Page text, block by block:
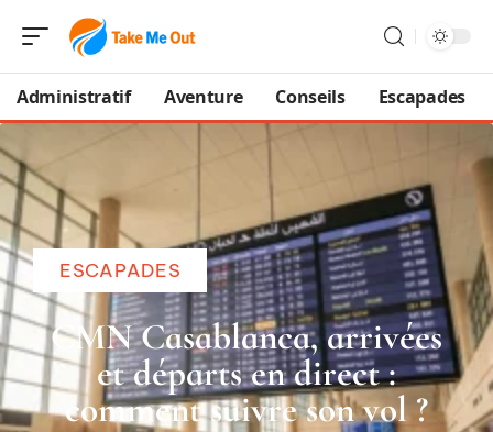
Administratif Aventure Conseils Escapades
ESCAPADES
CMN Casablanca, arrivées
et départs en direct :
comment suivre son vol ?